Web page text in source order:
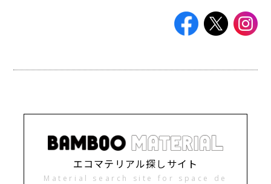
エコマテリアル探しサイト
Material search site for space de